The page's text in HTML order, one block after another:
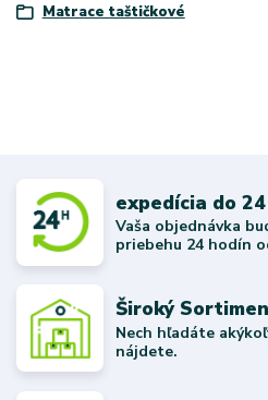
Matrace taštičkové
expedícia do
Vaša objednávka
priebehu 24 hodín
Široký
Nech hľadáte
nájdete.